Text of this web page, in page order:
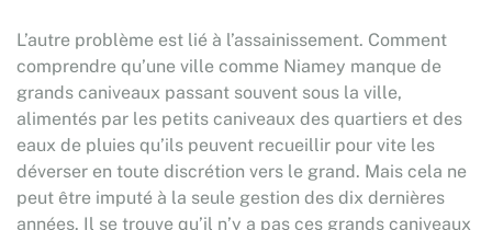
L’autre problème est lié à l’assainissement. Comment
comprendre qu’une ville comme Niamey manque de
grands caniveaux passant souvent sous la ville,
alimentés par les petits caniveaux des quartiers et des
eaux de pluies qu’ils peuvent recueillir pour vite les
déverser en toute discrétion vers le grand. Mais cela ne
peut être imputé à la seule gestion des dix dernières
années. Il se trouve qu’il n’y a pas ces grands caniveaux